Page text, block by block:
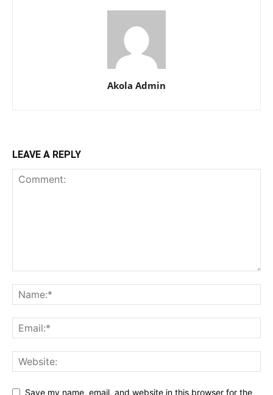
Akola Admin
LEAVE A REPLY
Save my name, email, and website in this browser for the